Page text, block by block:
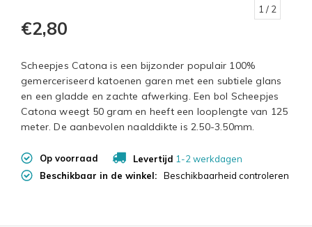
1 / 2
€2,80
Scheepjes Catona is een bijzonder populair 100%
gemerceriseerd katoenen garen met een subtiele glans
en een gladde en zachte afwerking. Een bol Scheepjes
Catona weegt 50 gram en heeft een looplengte van 125
meter. De aanbevolen naalddikte is 2.50-3.50mm.
Op voorraad Levertijd 1-2 werkdagen
Beschikbaar in de winkel:
Beschikbaarheid controleren